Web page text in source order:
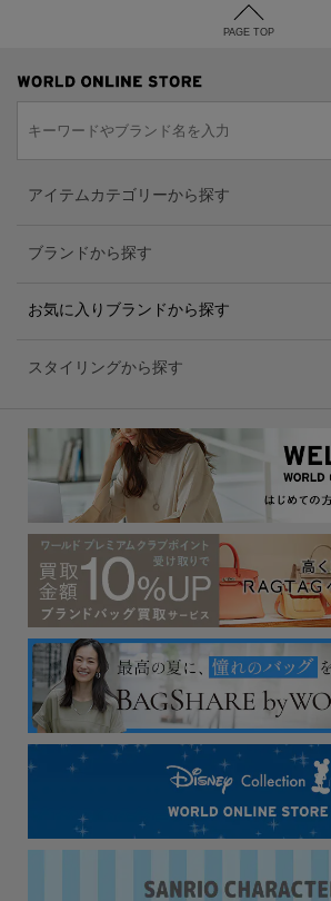
PAGE TOP
アイテムカテゴリーから探す
ブランドから探す
お気に入りブランドから探す
スタイリングから探す